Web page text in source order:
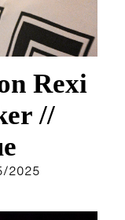
Rexi
//
2025